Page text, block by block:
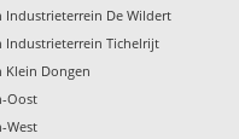
Industrieterrein De Wildert
Industrieterrein Tichelrijt
Klein Dongen
Oost
West